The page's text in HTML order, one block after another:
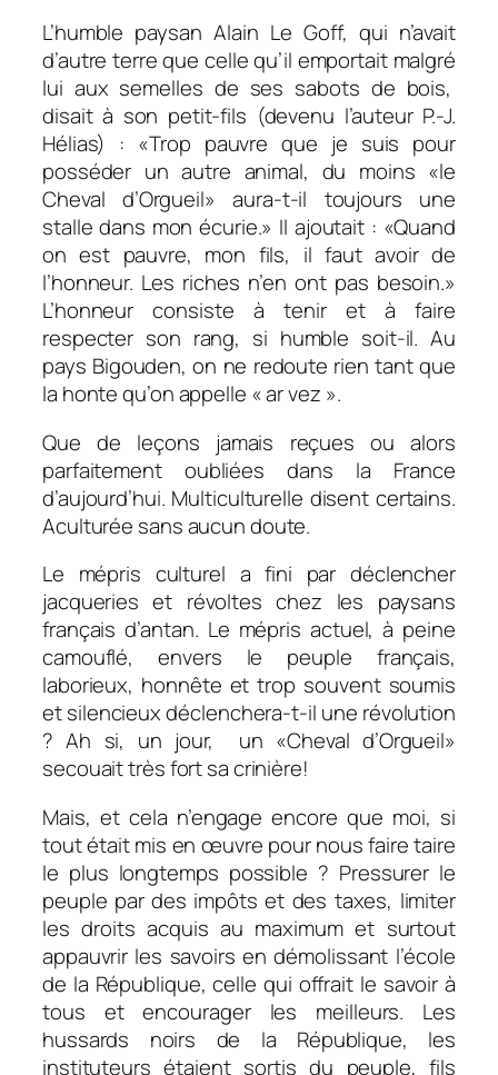
L’humble paysan Alain Le Goff, qui n’avait
d’autre terre que celle qu’il emportait malgré
lui aux semelles de ses sabots de bois,
disait à son petit-fils (devenu l’auteur P.-J.
Hélias) : «Trop pauvre que je suis pour
posséder un autre animal, du moins «le
Cheval d’Orgueil» aura-t-il toujours une
stalle dans mon écurie.» Il ajoutait : «Quand
on est pauvre, mon fils, il faut avoir de
l’honneur. Les riches n’en ont pas besoin.»
L’honneur consiste à tenir et à faire
respecter son rang, si humble soit-il. Au
pays Bigouden, on ne redoute rien tant que
la honte qu’on appelle « ar vez ».
Que de leçons jamais reçues ou alors
parfaitement oubliées dans la France
d’aujourd’hui. Multiculturelle disent certains.
Aculturée sans aucun doute.
Le mépris culturel a fini par déclencher
jacqueries et révoltes chez les paysans
français d’antan. Le mépris actuel, à peine
camouflé, envers le peuple français,
laborieux, honnête et trop souvent soumis
et silencieux déclenchera-t-il une révolution
? Ah si, un jour, un «Cheval d’Orgueil»
secouait très fort sa crinière!
Mais, et cela n’engage encore que moi, si
tout était mis en œuvre pour nous faire taire
le plus longtemps possible ? Pressurer le
peuple par des impôts et des taxes, limiter
les droits acquis au maximum et surtout
appauvrir les savoirs en démolissant l’école
de la République, celle qui offrait le savoir à
tous et encourager les meilleurs. Les
hussards noirs de la République, les
instituteurs étaient sortis du peuple, fils